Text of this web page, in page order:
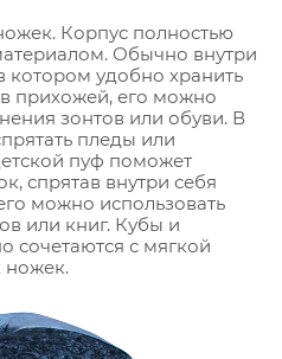
Корпус полностью
Обычно внутри
котором удобно хранить
прихожей, его можно
зонтов или обуви. В
пледы или
пуф поможет
спрятав внутри себя
можно использовать
или книг. Кубы и
сочетаются с мягкой
ножек.